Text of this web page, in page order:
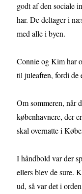
godt af den sociale
har. De deltager i
med alle i byen.
Connie og Kim har
til juleaften, fordi de
Om sommeren, når
københavnere, der
skal overnatte i
I håndbold var der
ellers blev de sure.
ud, så var det i